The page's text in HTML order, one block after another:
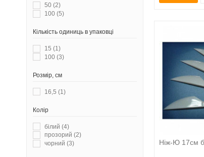
Ніж-Ю 17см
50 (2)
100 (5)
Кількість одиниць в упаковці
15 (1)
100 (3)
Розмір, см
16,5 (1)
Колір
білий (4)
прозорий (2)
чорний (3)